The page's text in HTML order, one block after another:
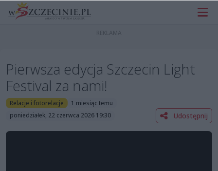
Pierwsza edycja Szczecin Light
Festival za nami!
Relacje i fotorelacje
1 miesiąc temu
poniedziałek, 22 czerwca 2026 19:30
Udostępnij